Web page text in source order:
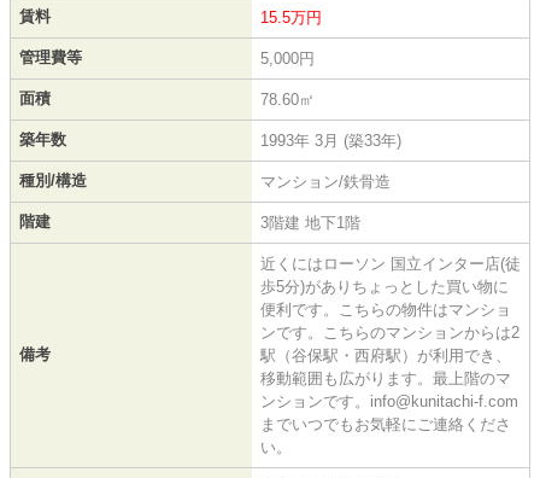
賃料 15.5万円
管理費等 5,000円
面積 78.60㎡
築年数 1993年 3月 (築33年)
種別/構造 マンション/鉄骨造
階建 3階建 地下1階
備考
近くにはローソン 国立インター店(徒
歩5分)がありちょっとした買い物に
便利です。こちらの物件はマンショ
ンです。こちらのマンションからは2
駅（谷保駅・西府駅）が利用でき、
移動範囲も広がります。最上階のマ
ンションです。info@kunitachi-f.com
までいつでもお気軽にご連絡くださ
い。